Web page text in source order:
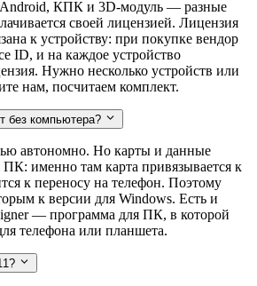
Android, КПК и 3D-модуль — разные
своей лицензией. Лицензия
к устройству: при покупке вендор
ID, и на каждое устройство
Нужно несколько устройств или
нам, посчитаем комплект.
без компьютера?
автономно. Но карты и данные
ПК: именно там карта привязывается к
к переносу на телефон. Поэтому
к версии для Windows. Есть и
— программа для ПК, в которой
телефона или планшета.